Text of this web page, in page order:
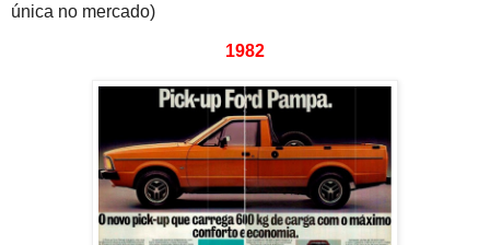
única no mercado)
1982